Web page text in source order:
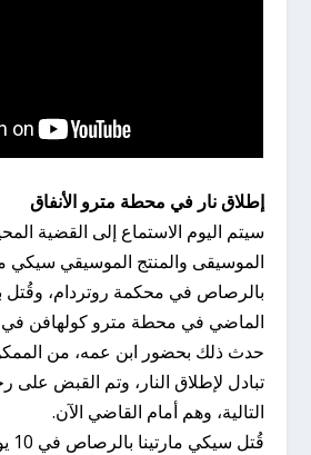
إطلاق نار في محطة مترو الأنفاق
سيتم اليوم الاستماع إلى القضية
الموسيقى والمنتج الموسيقي سيكي
بالرصاص في محكمة روتردام، وقُتل
الماضي في محطة مترو كولهافن في
حدث ذلك بحضور ابن عمه، من
تبادل لإطلاق النار، وتم القبض على
التالية، وهم أمام القاضي الآن.